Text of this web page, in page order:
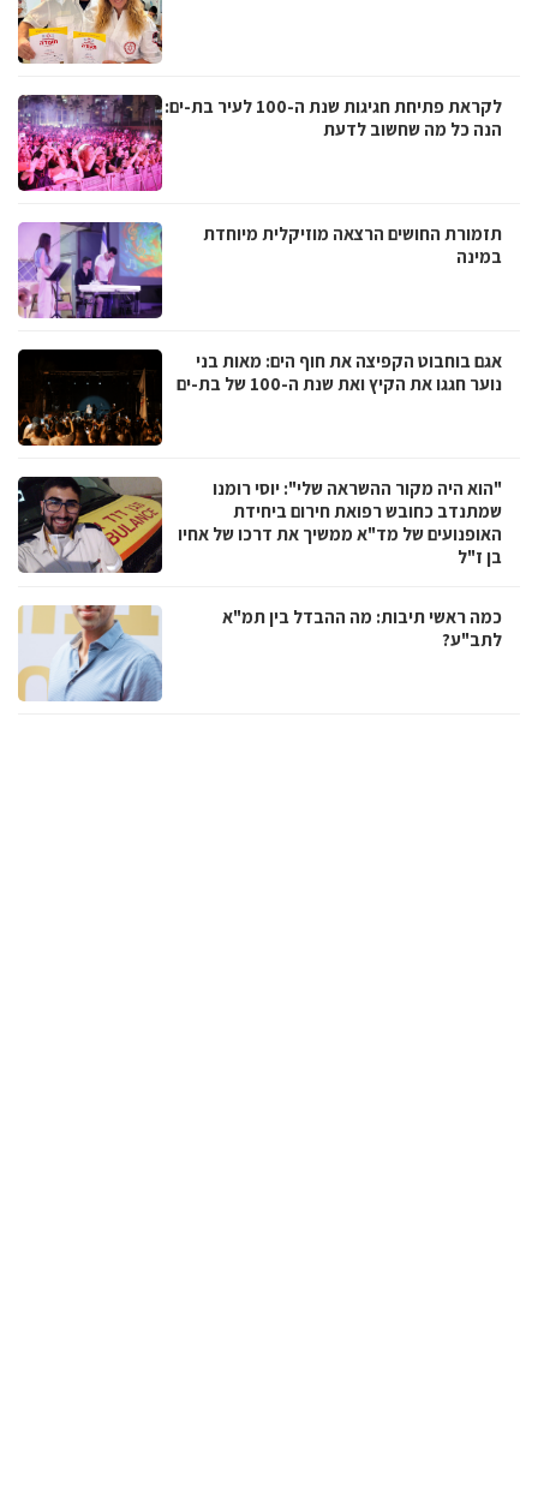
לקראת פתיחת חגיגות שנת ה-100 לעיר בת-ים:
הנה כל מה שחשוב לדעת
תזמורת החושים הרצאה מוזיקלית מיוחדת
במינה
אגם בוחבוט הקפיצה את חוף הים: מאות בני
נוער חגגו את הקיץ ואת שנת ה-100 של בת-ים
"הוא היה מקור ההשראה שלי": יוסי רומנו
שמתנדב כחובש רפואת חירום ביחידת
האופנועים של מד"א ממשיך את דרכו של אחיו
בן ז"ל
כמה ראשי תיבות: מה ההבדל בין תמ"א
לתב"ע?